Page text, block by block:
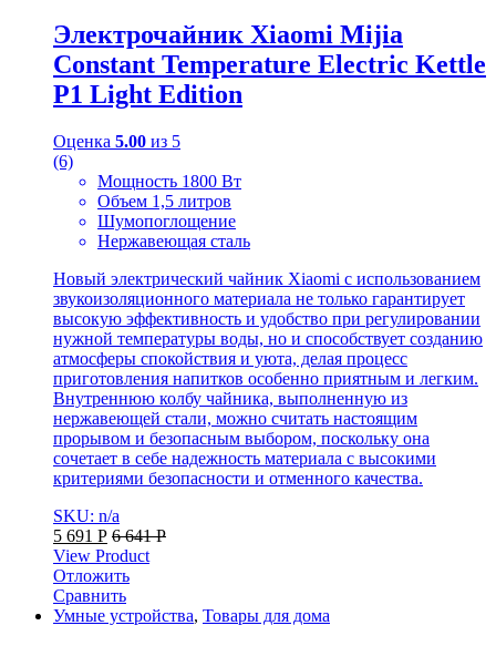
Электрочайник Xiaomi Mijia
Constant Temperature Electric Kettle
P1 Light Edition
Оценка 5.00 из 5
(6)
Мощность 1800 Вт
Объем 1,5 литров
Шумопоглощение
Нержавеющая сталь
Новый электрический чайник Xiaomi с использованием
звукоизоляционного материала не только гарантирует
высокую эффективность и удобство при регулировании
нужной температуры воды, но и способствует созданию
атмосферы спокойствия и уюта, делая процесс
приготовления напитков особенно приятным и легким.
Внутреннюю колбу чайника, выполненную из
нержавеющей стали, можно считать настоящим
прорывом и безопасным выбором, поскольку она
сочетает в себе надежность материала с высокими
критериями безопасности и отменного качества.
SKU: n/a
5 691 Р 6 641Р
View Product
Отложить
Сравнить
Умные устройства, Товары для дома